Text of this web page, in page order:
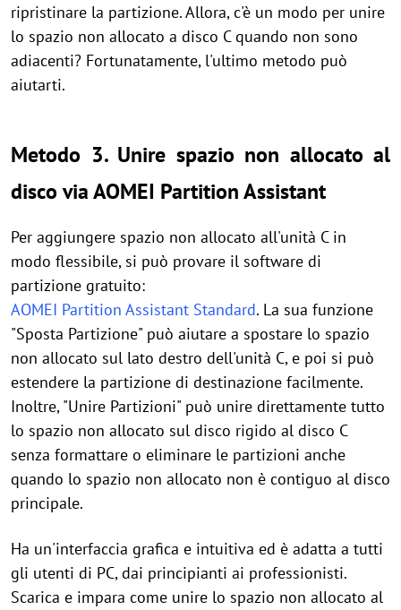
ripristinare la partizione. Allora, c'è un modo per unire
lo spazio non allocato a disco C quando non sono
adiacenti? Fortunatamente, l'ultimo metodo può
aiutarti.
Metodo 3. Unire spazio non allocato al
disco via AOMEI Partition Assistant
Per aggiungere spazio non allocato all'unità C in
modo flessibile, si può provare il software di
partizione gratuito:
AOMEI Partition Assistant Standard. La sua funzione
"Sposta Partizione" può aiutare a spostare lo spazio
non allocato sul lato destro dell'unità C, e poi si può
estendere la partizione di destinazione facilmente.
Inoltre, "Unire Partizioni" può unire direttamente tutto
lo spazio non allocato sul disco rigido al disco C
senza formattare o eliminare le partizioni anche
quando lo spazio non allocato non è contiguo al disco
principale.
Ha un'interfaccia grafica e intuitiva ed è adatta a tutti
gli utenti di PC, dai principianti ai professionisti.
Scarica e impara come unire lo spazio non allocato al